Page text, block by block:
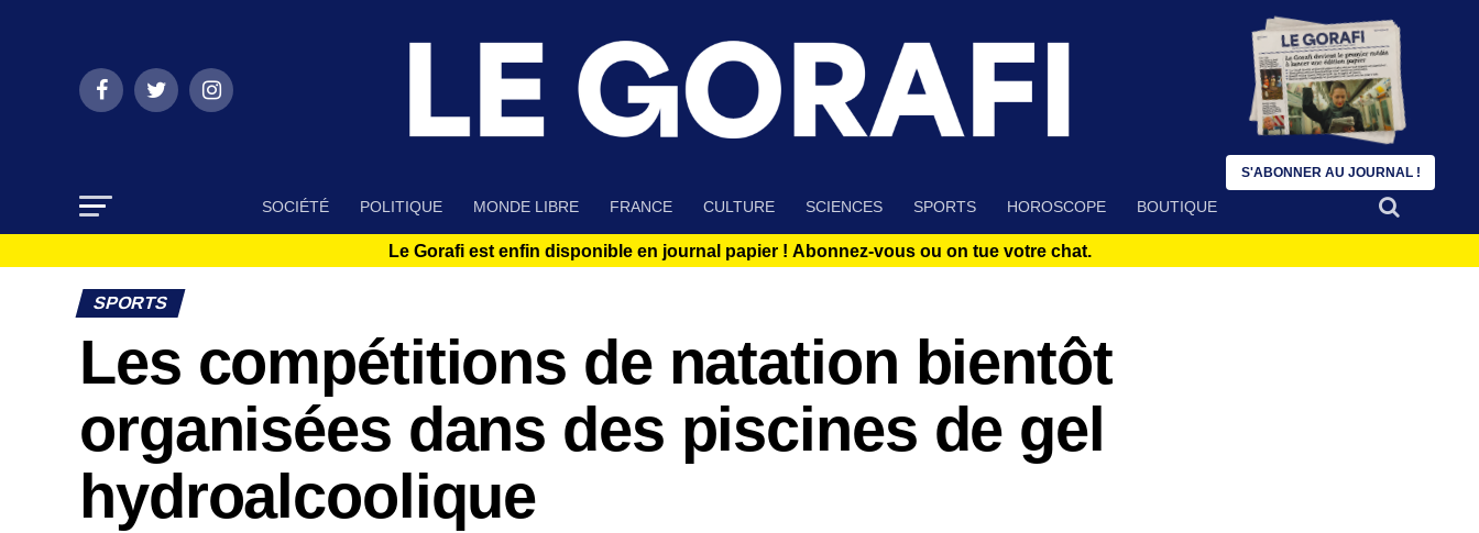
SOCIÉTÉ POLITIQUE MONDE LIBRE FRANCE CULTURE SCIENCES SPORTS HOROSCOPE BOUTIQUE
Le Gorafi est enfin disponible en journal papier ! Abonnez-vous ou on tue votre chat.
SPORTS
Les compétitions de natation bientôt
organisées dans des piscines de gel
hydroalcoolique
S'ABONNER AU JOURNAL !